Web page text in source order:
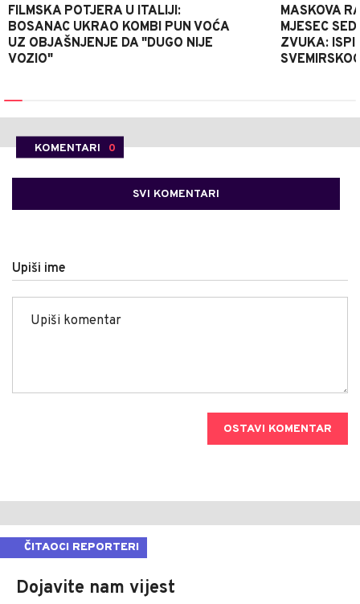
FILMSKA POTJERA U ITALIJI:
BOSANAC UKRAO KOMBI PUN VOĆA
UZ OBJAŠNJENJE DA "DUGO NIJE
VOZIO"
MASKOVA
MJESEC
ZVUKA:
KOMENTARI 0
SVI KOMENTARI
Upiši ime
OSTAVI KOMENTAR
ČITAOCI REPORTERI
Dojavite nam vijest